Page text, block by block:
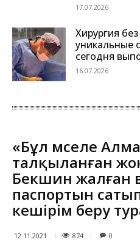
17.07.2026
Хирургия
уникальные
сегодня
16.07.2026